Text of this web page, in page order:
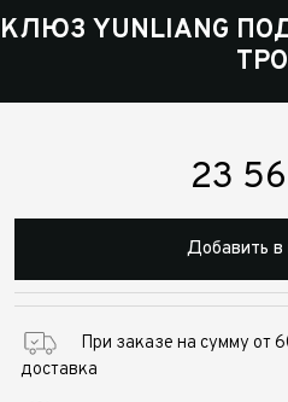
КЛЮЗ YUNLIANG
23
Добавить в
При заказе на сумму от
доставка